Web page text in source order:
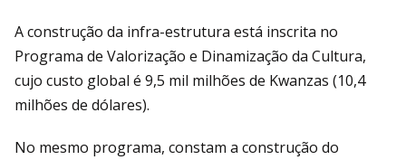
A construção da infra-estrutura está inscrita no
Programa de Valorização e Dinamização da Cultura,
cujo custo global é 9,5 mil milhões de Kwanzas (10,4
milhões de dólares).
No mesmo programa, constam a construção do